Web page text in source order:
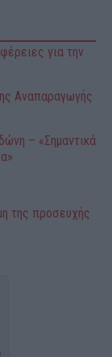
για την
Αναπαραγωγής
– «Σημαντικά
της προσευχής